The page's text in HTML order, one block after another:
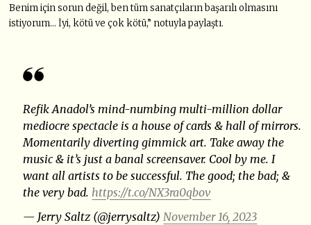
Benim için sorun değil, ben tüm sanatçıların başarılı olmasını
istiyorum… İyi, kötü ve çok kötü,” notuyla paylaştı.
Refik Anadol’s mind-numbing multi-million dollar
mediocre spectacle is a house of cards & hall of mirrors.
Momentarily diverting gimmick art. Take away the
music & it’s just a banal screensaver. Cool by me. I
want all artists to be successful. The good; the bad; &
the very bad. https://t.co/NX3ra0qbov
— Jerry Saltz (@jerrysaltz)November 16, 2023